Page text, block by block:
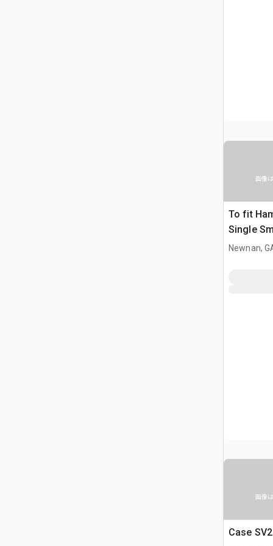
画像
To fit
Single
機械の付
Newnan,
画像
Case